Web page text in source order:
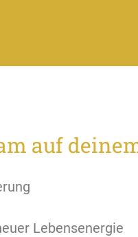
auf
Lebensenergie